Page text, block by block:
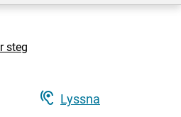
steg
hearing Lyssna